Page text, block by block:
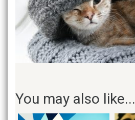
You may also like...